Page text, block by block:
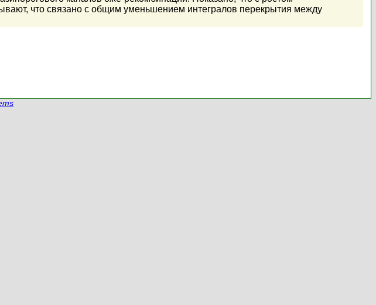
что связано с общим уменьшением интегралов перекрытия между